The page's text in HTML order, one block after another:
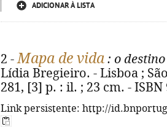
ADICIONAR À LISTA
2 -Mapa de vida : o
Lídia Bregieiro. - Lisboa ;
281, [3] p. : il. ; 23 cm. - ISBN
Link persistente: http://